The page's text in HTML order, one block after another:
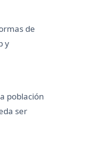
de
y
población
ser